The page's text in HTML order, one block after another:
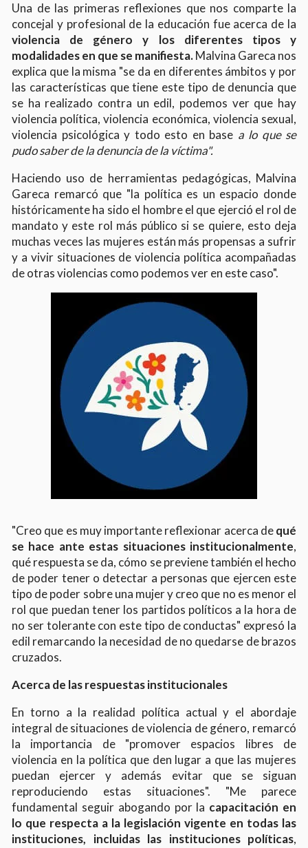
Una de las primeras reflexiones que nos comparte la
concejal y profesional de la educación fue acerca de la
violencia de género y los diferentes tipos y
modalidades en que se manifiesta.Malvina Gareca nos
explica que la misma "se da en diferentes ámbitos y por
las características que tiene este tipo de denuncia que
se ha realizado contra un edil, podemos ver que hay
violencia política, violencia económica, violencia sexual,
violencia psicológica y todo esto en base a lo que se
pudo saber de la denuncia de la víctima".
Haciendo uso de herramientas pedagógicas, Malvina
Gareca remarcó que "la política es un espacio donde
históricamente ha sido el hombre el que ejerció el rol de
mandato y este rol más público si se quiere, esto deja
muchas veces las mujeres están más propensas a sufrir
y a vivir situaciones de violencia política acompañadas
de otras violencias como podemos ver en este caso".
"Creo que es muy importante reflexionar acerca dequé
se hace ante estas situaciones institucionalmente,
qué respuesta se da, cómo se previene también el hecho
de poder tener o detectar a personas que ejercen este
tipo de poder sobre una mujer y creo que no es menor el
rol que puedan tener los partidos políticos a la hora de
no ser tolerante con este tipo de conductas" expresó la
edil remarcando la necesidad de no quedarse de brazos
cruzados.
Acerca de las respuestas institucionales
En torno a la realidad política actual y el abordaje
integral de situaciones de violencia de género, remarcó
la importancia de "promover espacios libres de
violencia en la política que den lugar a que las mujeres
puedan ejercer y además evitar que se siguan
reproduciendo estas situaciones". "Me parece
fundamental seguir abogando por la capacitación en
lo que respecta a la legislación vigente en todas las
instituciones, incluidas las instituciones políticas,